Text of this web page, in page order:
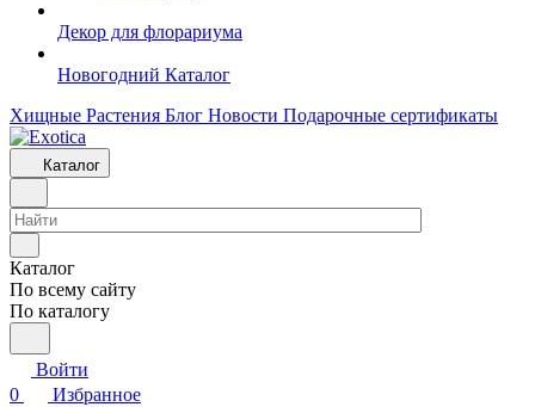
Декор для флорариума
Новогодний Каталог
Хищные Растения Блог Новости Подарочные сертификаты
Каталог
Каталог
По всему сайту
По каталогу
Войти
0
Избранное